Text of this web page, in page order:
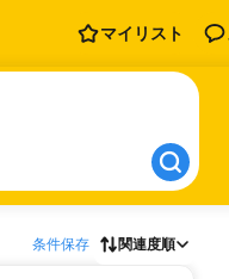
マイリスト
条件保存 関連度順